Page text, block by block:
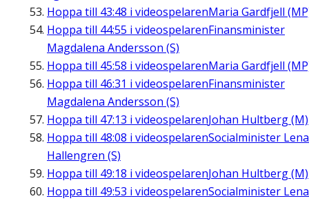
Hoppa till 43:48 i videospelarenMaria Gardfjell
Hoppa till 44:55 i videospelarenFinansminister
Magdalena Andersson (S)
Hoppa till 45:58 i videospelarenMaria Gardfjell
Hoppa till 46:31 i videospelarenFinansminister
Magdalena Andersson (S)
Hoppa till 47:13 i videospelarenJohan Hultberg (M)
Hoppa till 48:08 i videospelarenSocialminister Lena
Hallengren (S)
Hoppa till 49:18 i videospelarenJohan Hultberg (M)
Hoppa till 49:53 i videospelarenSocialminister Lena